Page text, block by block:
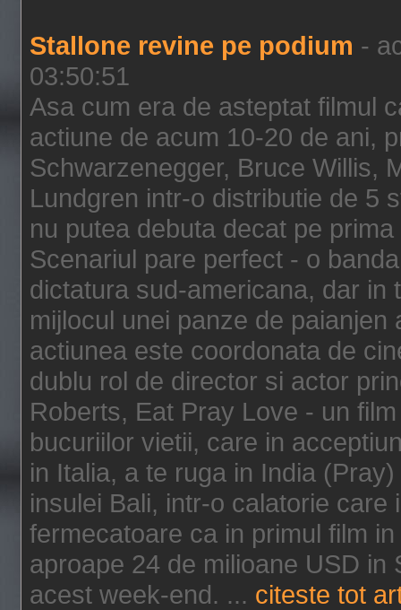
Stallone revine pe podium -
03:50:51
Asa cum era de asteptat filmul
actiune de acum 10-20 de ani,
Schwarzenegger, Bruce Willis,
Lundgren intr-o distributie de 5
nu putea debuta decat pe
Scenariul pare perfect - o
dictatura sud-americana, dar in
mijlocul unei panze de
actiunea este coordonata de
dublu rol de director si actor
Roberts, Eat Pray Love - un
bucuriilor vietii, care in
in Italia, a te ruga in India
insulei Bali, intr-o calatorie
fermecatoare ca in primul film
aproape 24 de milioane USD in
acest week-end. ... citeste tot